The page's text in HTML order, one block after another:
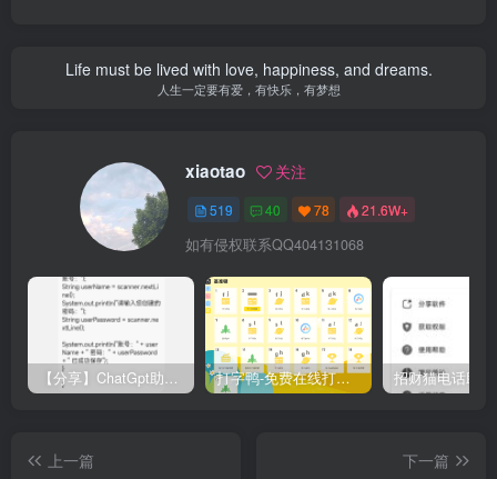
Life must be lived with love, happiness, and dreams.
人生一定要有爱，有快乐，有梦想
xiaotao 关注
519 40 78 21.6W+
如有侵权联系QQ404131068
打字鸭-免费在线打字练习平台
上一篇
下一篇